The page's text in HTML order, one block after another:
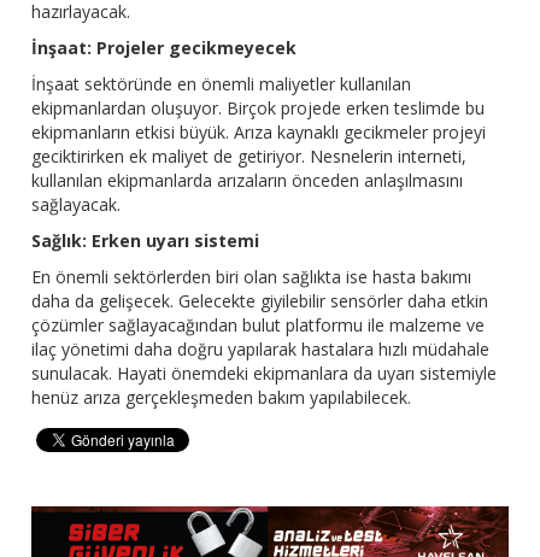
hazırlayacak.
İnşaat: Projeler gecikmeyecek
İnşaat sektöründe en önemli maliyetler kullanılan
ekipmanlardan oluşuyor. Birçok projede erken teslimde bu
ekipmanların etkisi büyük. Arıza kaynaklı gecikmeler projeyi
geciktirirken ek maliyet de getiriyor. Nesnelerin interneti,
kullanılan ekipmanlarda arızaların önceden anlaşılmasını
sağlayacak.
Sağlık: Erken uyarı sistemi
En önemli sektörlerden biri olan sağlıkta ise hasta bakımı
daha da gelişecek. Gelecekte giyilebilir sensörler daha etkin
çözümler sağlayacağından bulut platformu ile malzeme ve
ilaç yönetimi daha doğru yapılarak hastalara hızlı müdahale
sunulacak. Hayati önemdeki ekipmanlara da uyarı sistemiyle
henüz arıza gerçekleşmeden bakım yapılabilecek.